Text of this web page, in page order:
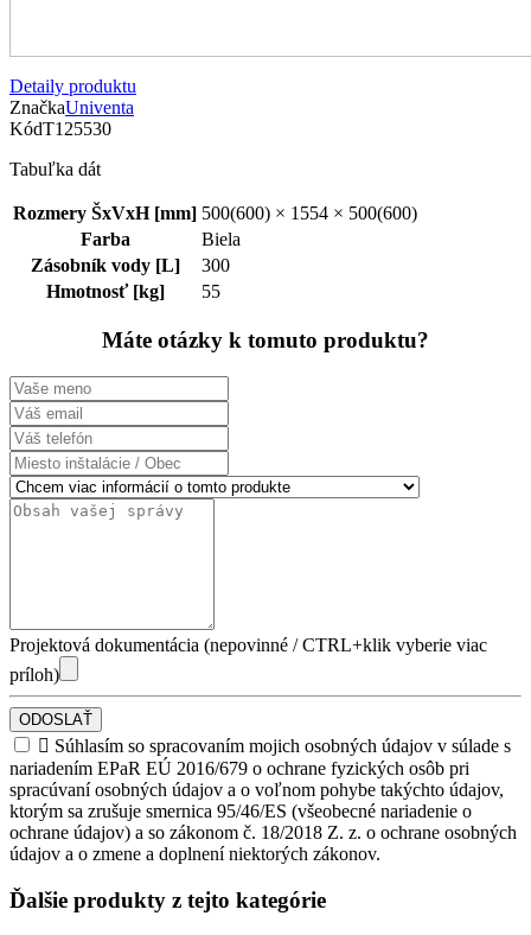
Detaily produktu
ZnačkaUniventa
KódT125530
Tabuľka dát
Rozmery ŠxVxH [mm] 500(600) × 1554 × 500(600)
Farba
Biela
Zásobník vody [L]
300
Hmotnosť [kg]
55
Máte otázky k tomuto produktu?
Projektová dokumentácia (nepovinné / CTRL+klik vyberie viac
príloh)
ODOSLAŤ
 Súhlasím so spracovaním mojich osobných údajov v súlade s
nariadením EPaR EÚ 2016/679 o ochrane fyzických osôb pri
spracúvaní osobných údajov a o voľnom pohybe takýchto údajov,
ktorým sa zrušuje smernica 95/46/ES (všeobecné nariadenie o
ochrane údajov) a so zákonom č. 18/2018 Z. z. o ochrane osobných
údajov a o zmene a doplnení niektorých zákonov.
Ďalšie produkty z tejto kategórie